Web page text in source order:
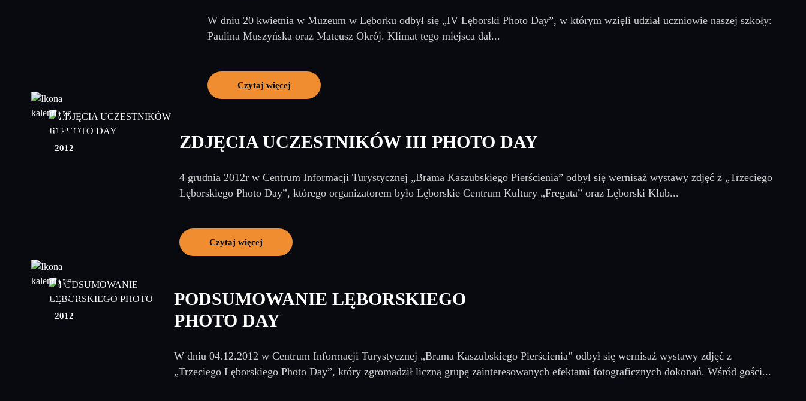
W dniu 20 kwietnia w Muzeum w Lęborku odbył się „IV Lęborski Photo Day”, w którym wzięli udział uczniowie naszej szkoły:
Paulina Muszyńska oraz Mateusz Okrój. Klimat tego miejsca dał...
Czytaj więcej
07
grudzień
2012
ZDJĘCIA UCZESTNIKÓW III PHOTO DAY
4 grudnia 2012r w Centrum Informacji Turystycznej „Brama Kaszubskiego Pierścienia” odbył się wernisaż wystawy zdjęć z „Trzeciego
Lęborskiego Photo Day”, którego organizatorem było Lęborskie Centrum Kultury „Fregata” oraz Lęborski Klub...
Czytaj więcej
05
grudzień
2012
PODSUMOWANIE LĘBORSKIEGO
PHOTO DAY
W dniu 04.12.2012 w Centrum Informacji Turystycznej „Brama Kaszubskiego Pierścienia” odbył się wernisaż wystawy zdjęć z
„Trzeciego Lęborskiego Photo Day”, który zgromadził liczną grupę zainteresowanych efektami fotograficznych dokonań. Wśród gości...